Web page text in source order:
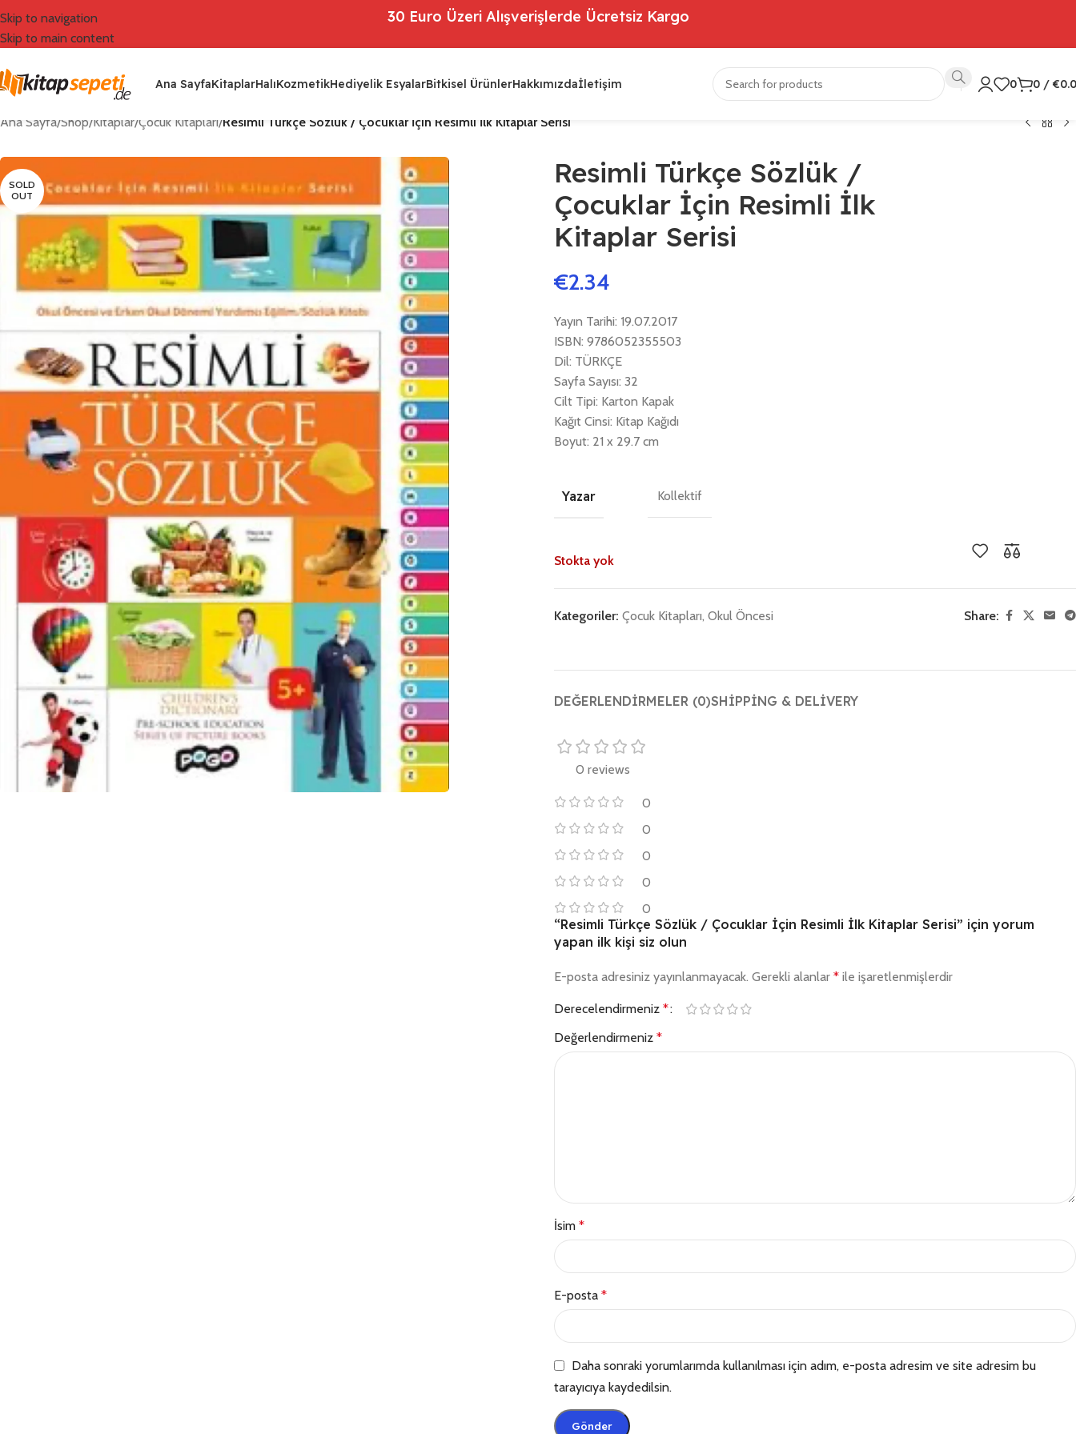
Skip to navigation
Skip to main content
30 Euro Üzeri Alışverişlerde Ücretsiz Kargo
Ana SayfaKitaplarHalıKozmetikHediyelik EsyalarBitkisel ÜrünlerHakkımızdaİletişim 0 0 / €
Ana Sayfa/Shop/Kitaplar/Çocuk Kitapları/Resimli Türkçe Sözlük / Çocuklar İçin Resimli İlk Kitaplar Serisi
SOLD
OUT
Resimli Türkçe Sözlük /
Çocuklar İçin Resimli İlk
Kitaplar Serisi
€2.34
Yayın Tarihi: 19.07.2017
ISBN: 9786052355503
Dil: TÜRKÇE
Sayfa Sayısı: 32
Cilt Tipi: Karton Kapak
Kağıt Cinsi: Kitap Kağıdı
Boyut: 21 x 29.7 cm
Yazar Kollektif
Stokta yok
Kategoriler: Çocuk Kitapları, Okul Öncesi Share:
DEĞERLENDIRMELER (0)SHIPPING & DELIVERY
0 reviews
0
0
0
0
0
“Resimli Türkçe Sözlük / Çocuklar İçin Resimli İlk Kitaplar Serisi” için yorum
yapan ilk kişi siz olun
E-posta adresiniz yayınlanmayacak. Gerekli alanlar * ile işaretlenmişlerdir
Derecelendirmeniz *
Değerlendirmeniz *
İsim *
E-posta *
Daha sonraki yorumlarımda kullanılması için adım, e-posta adresim ve site adresim bu
tarayıcıya kaydedilsin.